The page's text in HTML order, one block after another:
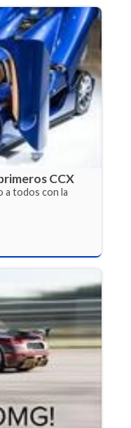
CCX
a todos con la